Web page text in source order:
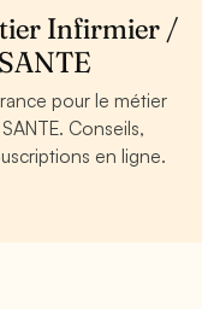
Infirmier /
pour le métier
Conseils,
en ligne.